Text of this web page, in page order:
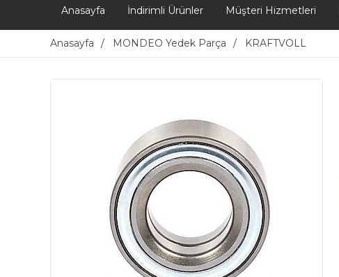
Anasayfa İndirimli Ürünler Müşteri Hizmetleri
Anasayfa MONDEO Yedek Parça KRAFTVOLL